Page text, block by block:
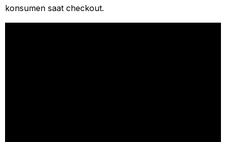
konsumen saat checkout.